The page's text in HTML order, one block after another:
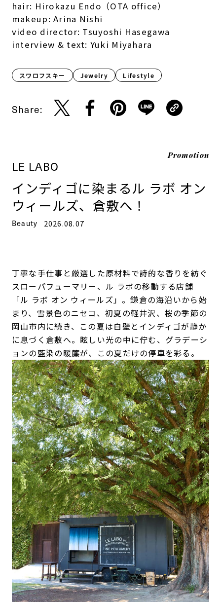
hair: Hirokazu Endo（OTA office）
makeup: Arina Nishi
video director: Tsuyoshi Hasegawa
interview & text: Yuki Miyahara
スワロフスキー Jewelry Lifestyle​
Share:
Promotion
LE LABO
インディゴに染まるル ラボ オン
ウィールズ、倉敷へ！
Beauty 2026.08.07
丁寧な手仕事と厳選した原材料で詩的な香りを紡ぐ
スローパフューマリー、ル ラボの移動する店舗
「ル ラボ オン ウィールズ」。鎌倉の海沿いから始
まり、雪景色のニセコ、初夏の軽井沢、桜の季節の
岡山市内に続き、この夏は白壁とインディゴが静か
に息づく倉敷へ。眩しい光の中に佇む、グラデーシ
ョンの藍染の暖簾が、この夏だけの停車を彩る。